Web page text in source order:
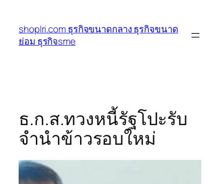
เนื้อหา
shoplri.com ธุรกิจขนาดกลาง ธุรกิจขนาด
ย่อม ธุรกิจsme
ธ.ก.ส.ทวงหนี้รัฐโปะรับ
จำนำข้าวรอบใหม่